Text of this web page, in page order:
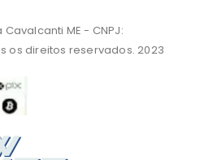
ME - CNPJ:
os direitos reservados. 2023